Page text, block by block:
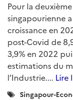
Pour la
singapourienne
croissance en
post-Covid de
3,9% en 2022
estimations du
l’Industrie.... Lire
Catégories
Singapour-